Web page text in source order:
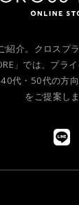
紹介。クロスプ
」では、プラ
代・50代の方
をご提案しま